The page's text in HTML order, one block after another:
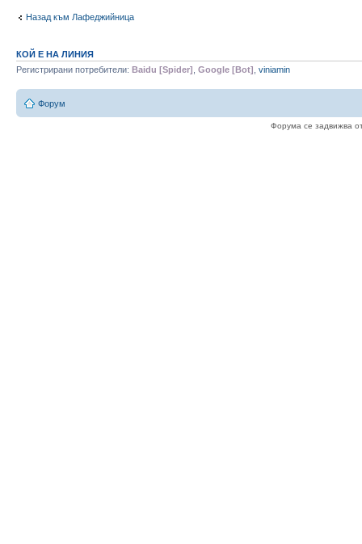
Назад към Лафеджийница
КОЙ Е НА ЛИНИЯ
Регистрирани потребители: Baidu [Spider] Google [Bot] viniamin
Форум
Форума се задвижва